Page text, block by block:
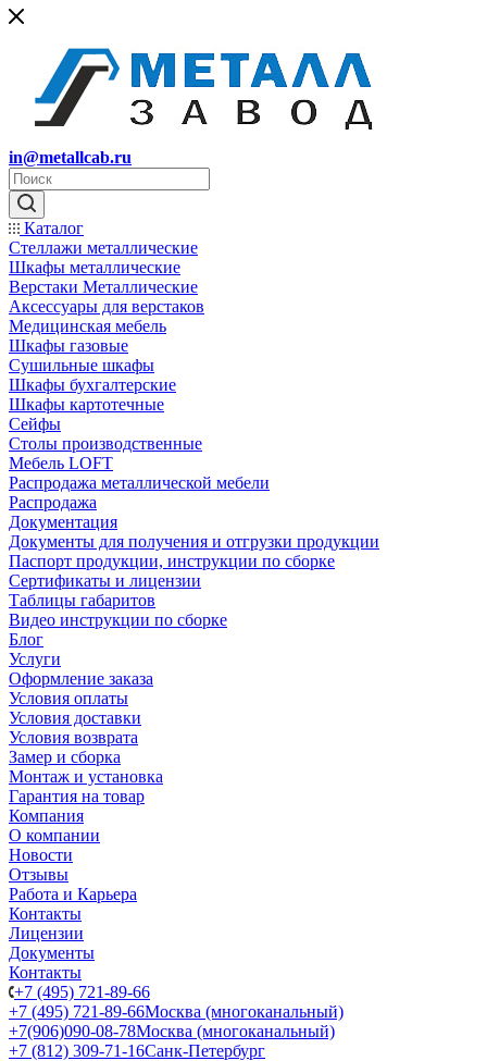
in@metallcab.ru
Каталог
Стеллажи металлические
Шкафы металлические
Верстаки Металлические
Аксессуары для верстаков
Медицинская мебель
Шкафы газовые
Сушильные шкафы
Шкафы бухгалтерские
Шкафы картотечные
Сейфы
Столы производственные
Мебель LOFT
Распродажа металлической мебели
Распродажа
Документация
Документы для получения и отгрузки продукции
Паспорт продукции, инструкции по сборке
Сертификаты и лицензии
Таблицы габаритов
Видео инструкции по сборке
Блог
Услуги
Оформление заказа
Условия оплаты
Условия доставки
Условия возврата
Замер и сборка
Монтаж и установка
Гарантия на товар
Компания
О компании
Новости
Отзывы
Работа и Карьера
Контакты
Лицензии
Документы
Контакты
+7 (495) 721-89-66
+7 (495) 721-89-66Москва (многоканальный)
+7(906)090-08-78Москва (многоканальный)
+7 (812) 309-71-16Санк-Петербург